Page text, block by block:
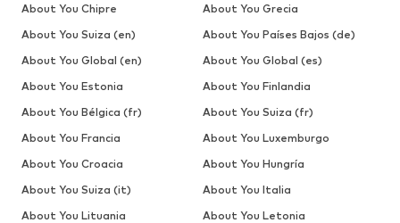
About You Chipre
About You Grecia
About You Suiza (en)
About You Países Bajos (de)
About You Global (en)
About You Global (es)
About You Estonia
About You Finlandia
About You Bélgica (fr)
About You Suiza (fr)
About You Francia
About You Luxemburgo
About You Croacia
About You Hungría
About You Suiza (it)
About You Italia
About You Lituania
About You Letonia